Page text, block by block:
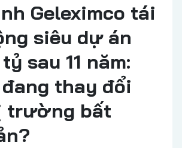
Geleximco tái
siêu dự án
sau 11 năm:
thay đổi
trường bất